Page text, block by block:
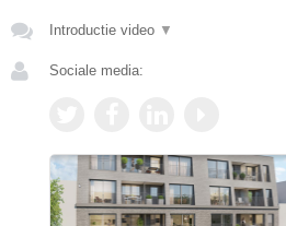
Introductie video ▼
Sociale media: